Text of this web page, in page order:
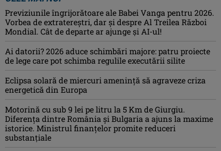
Previziunile îngrijorătoare ale Babei Vanga pentru 2026.
Vorbea de extratereștri, dar și despre Al Treilea Război
Mondial. Cât de departe ar ajunge și AI-ul!
Ai datorii? 2026 aduce schimbări majore: patru proiecte
de lege care pot schimba regulile executării silite
Eclipsa solară de miercuri ameninţă să agraveze criza
energetică din Europa
Motorină cu sub 9 lei pe litru la 5 Km de Giurgiu.
Diferența dintre România și Bulgaria a ajuns la maxime
istorice. Ministrul finanțelor promite reduceri
substanțiale